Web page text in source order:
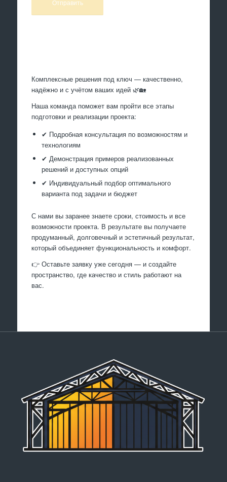
Комплексные решения под ключ — качественно,
надёжно и с учётом ваших идей 🌿🏡
Наша команда поможет вам пройти все этапы
подготовки и реализации проекта:
✔ Подробная консультация по возможностям и
технологиям
✔ Демонстрация примеров реализованных
решений и доступных опций
✔ Индивидуальный подбор оптимального
варианта под задачи и бюджет
С нами вы заранее знаете сроки, стоимость и все
возможности проекта. В результате вы получаете
продуманный, долговечный и эстетичный результат,
который объединяет функциональность и комфорт.
👉 Оставьте заявку уже сегодня — и создайте
пространство, где качество и стиль работают на
вас.